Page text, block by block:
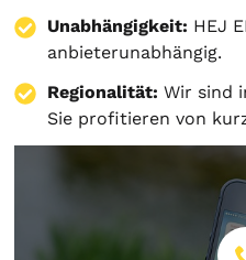
Unabhängigkeit: HEJ
anbieterunabhängig.
Regionalität: Wir sind
Sie profitieren von